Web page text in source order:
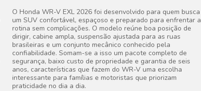
O Honda WR-V EXL 2026 foi desenvolvido para quem busca
um SUV confortável, espaçoso e preparado para enfrentar a
rotina sem complicações. O modelo reúne boa posição de
dirigir, cabine ampla, suspensão ajustada para as ruas
brasileiras e um conjunto mecânico conhecido pela
confiabilidade. Somam-se a isso um pacote completo de
segurança, baixo custo de propriedade e garantia de seis
anos, características que fazem do WR-V uma escolha
interessante para famílias e motoristas que priorizam
praticidade no dia a dia.